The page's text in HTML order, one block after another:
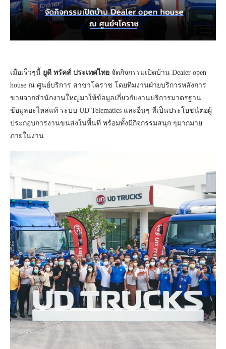
เมื่อเร็วๆนี้ ยูดี ทรัคส์ ประเทศไทย จัดกิจกรรมเปิดบ้าน Dealer open
house ณ ศูนย์บริการ สาขาโคราช โดยทีมงานฝ่ายบริการหลังการ
ขายจากสำนักงานใหญ่มาให้ข้อมูลเกี่ยวกับงานบริการมาตรฐาน
ข้อมูลอะไหล่แท้ ระบบ UD Telematics และอื่นๆ ที่เป็นประโยชน์ต่อผู้
ประกอบการงานขนส่งในพื้นที่ พร้อมทั้งมีกิจกรรมสนุก ๆมากมาย
ภายในงาน